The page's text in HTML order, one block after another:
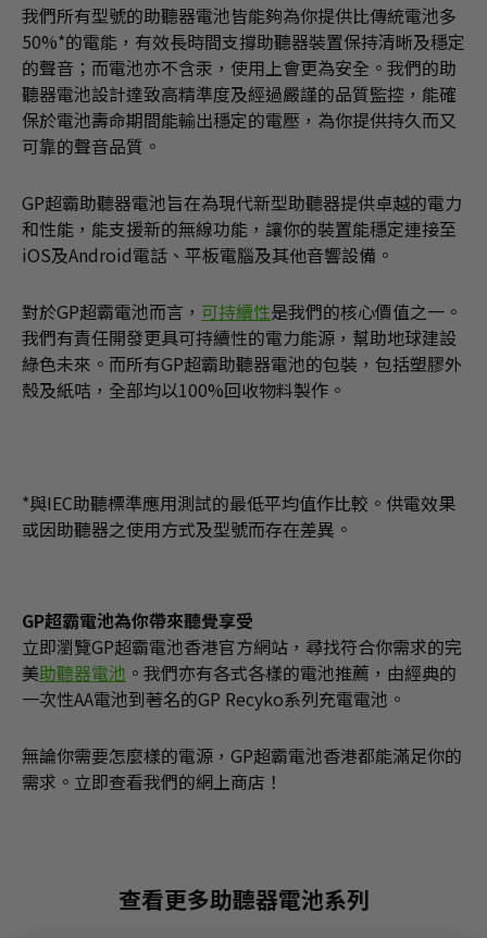
我們所有型號的助聽器電池皆能夠為你提供比傳統電池多
50%*的電能，有效長時間支撐助聽器裝置保持清晰及穩定
的聲音；而電池亦不含汞，使用上會更為安全。我們的助
聽器電池設計達致高精準度及經過嚴謹的品質監控，能確
保於電池壽命期間能輸出穩定的電壓，為你提供持久而又
可靠的聲音品質。
GP超霸助聽器電池旨在為現代新型助聽器提供卓越的電力
和性能，能支援新的無線功能，讓你的裝置能穩定連接至
iOS及Android電話、平板電腦及其他音響設備。
對於GP超霸電池而言， 可持續性是我們的核心價值之一。
我們有責任開發更具可持續性的電力能源，幫助地球建設
綠色未來。而所有GP超霸助聽器電池的包裝，包括塑膠外
殼及紙咭，全部均以100%回收物料製作。
*與IEC助聽標準應用測試的最低平均值作比較。供電效果
或因助聽器之使用方式及型號而存在差異。
GP超霸電池為你帶來聽覺享受
立即瀏覽GP超霸電池香港官方網站，尋找符合你需求的完
美助聽器電池 。我們亦有各式各樣的電池推薦，由經典的
一次性AA電池到著名的GP Recyko系列充電電池。
無論你需要怎麼樣的電源，GP超霸電池香港都能滿足你的
需求。立即查看我們的網上商店！
查看更多助聽器電池系列